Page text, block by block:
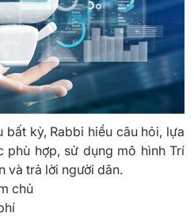
bất kỳ, Rabbi hiểu câu hỏi, lựa
hợp, sử dụng mô hình Trí
và trả lời người dân.
chủ